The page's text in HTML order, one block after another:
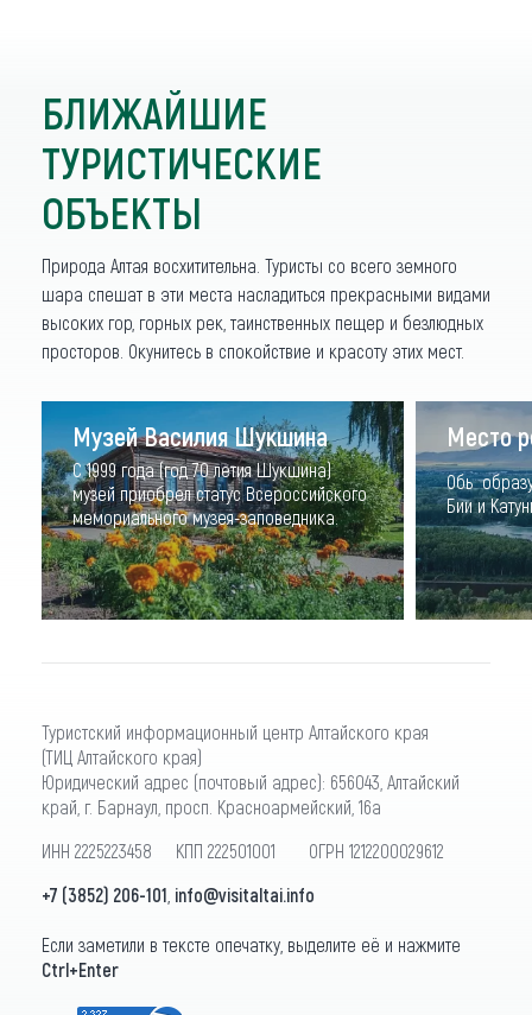
БЛИЖАЙШИЕ
ТУРИСТИЧЕСКИЕ
ОБЪЕКТЫ
Природа Алтая восхитительна. Туристы со всего земного
шара спешат в эти места насладиться прекрасными видами
высоких гор, горных рек, таинственных пещер и безлюдных
просторов. Окунитесь в спокойствие и красоту этих мест.
Музей Василия Шукшина
С 1999 года (год 70 летия Шукшина)
музей приобрел статус Всероссийского
мемориального музея-заповедника.
Место
Обь
Бии и
Туристский информационный центр Алтайского края
(ТИЦ Алтайского края)
Юридический адрес (почтовый адрес): 656043, Алтайский
край, г. Барнаул, просп. Красноармейский, 16а
ИНН 2225223458 КПП 222501001 ОГРН 1212200029612
+7 (3852) 206-101 info@visitaltai.info
Если заметили в тексте опечатку, выделите её и нажмите
Ctrl+Enter